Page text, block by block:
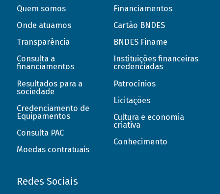
Quem somos
Onde atuamos
Transparência
Consulta a
financiamentos
Resultados para a
sociedade
Credenciamento de
Equipamentos
Consulta PAC
Moedas contratuais
Financiamentos
Cartão BNDES
BNDES Finame
Instituições financeiras
credenciadas
Patrocínios
Licitações
Cultura e economia
criativa
Conhecimento
Redes Sociais